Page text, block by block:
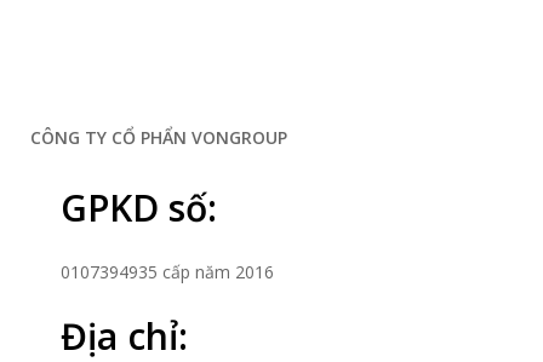
CÔNG TY CỔ PHẨN VONGROUP
GPKD số:
0107394935 cấp năm 2016
Địa chỉ: